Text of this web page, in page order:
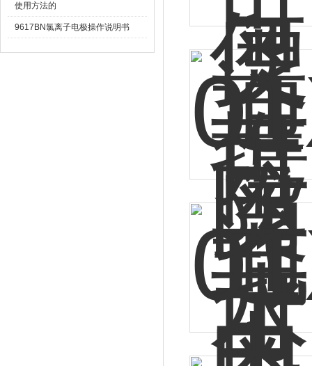
使用方法的
9617BN氯离子电极操作说明书